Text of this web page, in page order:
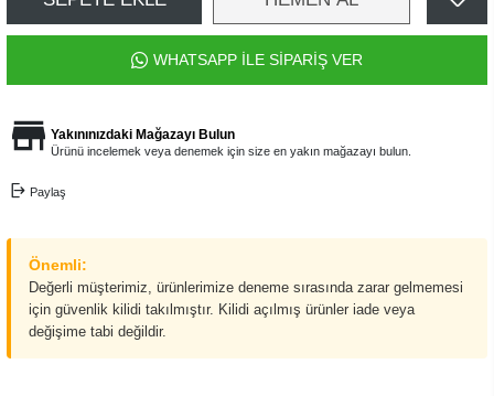
WHATSAPP İLE SİPARİŞ VER
Yakınınızdaki Mağazayı Bulun
Ürünü incelemek veya denemek için size en yakın mağazayı bulun.
Paylaş
Önemli:
Değerli müşterimiz, ürünlerimize deneme sırasında zarar gelmemesi
için güvenlik kilidi takılmıştır. Kilidi açılmış ürünler iade veya
değişime tabi değildir.